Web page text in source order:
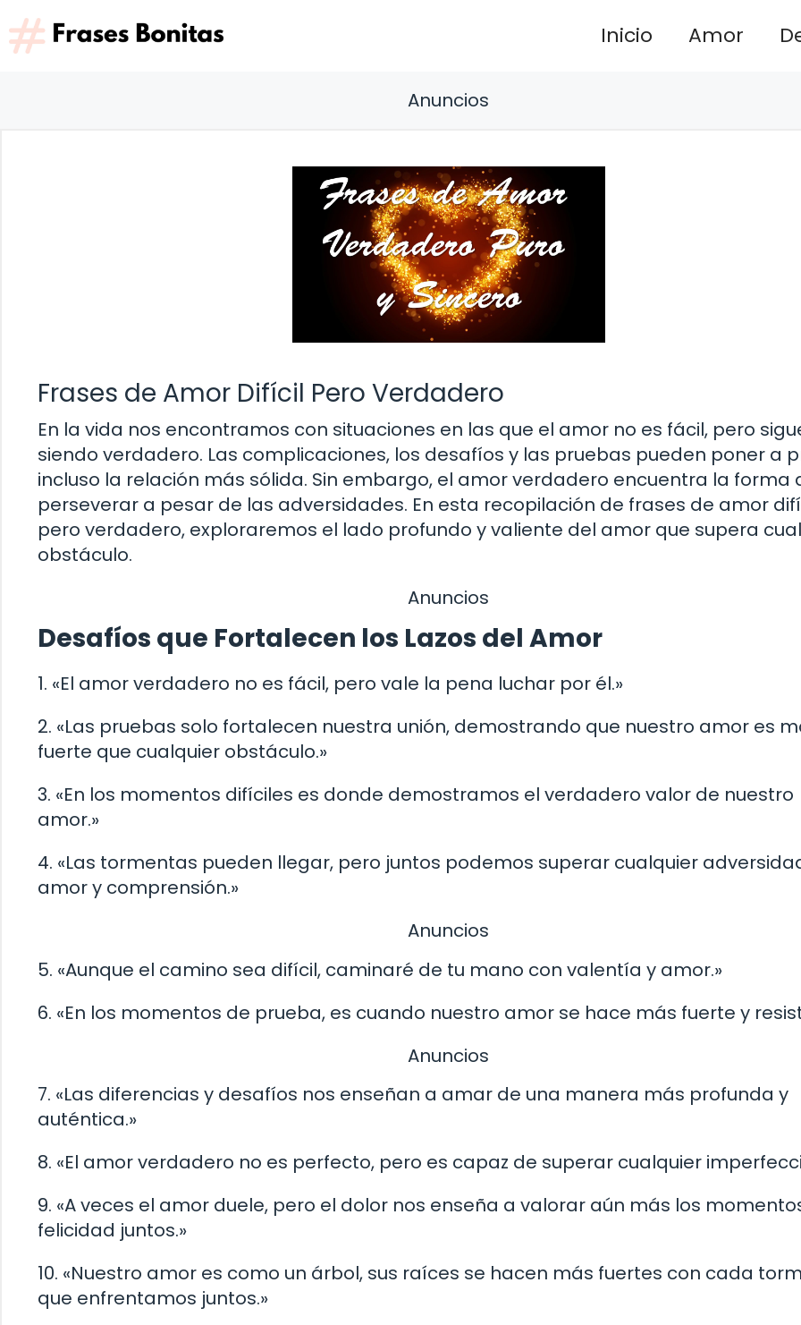
Saltar
al
contenido
Inicio Amor
Anuncios
Frases de Amor Difícil Pero Verdadero
En la vida nos encontramos con situaciones en las que el amor no es fácil, pero
siendo verdadero. Las complicaciones, los desafíos y las pruebas pueden poner a
incluso la relación más sólida. Sin embargo, el amor verdadero encuentra la forma
perseverar a pesar de las adversidades. En esta recopilación de frases de amor
pero verdadero, exploraremos el lado profundo y valiente del amor que supera
obstáculo.
Anuncios
Desafíos que Fortalecen los Lazos del Amor
1. «El amor verdadero no es fácil, pero vale la pena luchar por él.»
2. «Las pruebas solo fortalecen nuestra unión, demostrando que nuestro amor es
fuerte que cualquier obstáculo.»
3. «En los momentos difíciles es donde demostramos el verdadero valor de nuestro
amor.»
4. «Las tormentas pueden llegar, pero juntos podemos superar cualquier
amor y comprensión.»
Anuncios
5. «Aunque el camino sea difícil, caminaré de tu mano con valentía y amor.»
6. «En los momentos de prueba, es cuando nuestro amor se hace más fuerte y
Anuncios
7. «Las diferencias y desafíos nos enseñan a amar de una manera más profunda y
auténtica.»
8. «El amor verdadero no es perfecto, pero es capaz de superar cualquier
9. «A veces el amor duele, pero el dolor nos enseña a valorar aún más los
felicidad juntos.»
10. «Nuestro amor es como un árbol, sus raíces se hacen más fuertes con cada
que enfrentamos juntos.»